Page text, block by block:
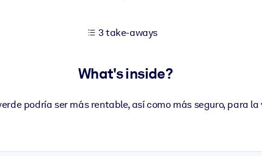
3 take-aways
What's inside?
podría ser más rentable, así como más seguro, para